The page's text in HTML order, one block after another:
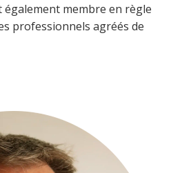
également membre en règle
professionnels agréés de